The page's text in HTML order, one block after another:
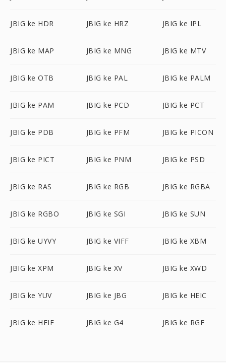
JBIG ke HDR JBIG ke HRZ JBIG ke IPL
JBIG ke MAP JBIG ke MNG JBIG ke MTV
JBIG ke OTB JBIG ke PAL JBIG ke PALM
JBIG ke PAM JBIG ke PCD JBIG ke PCT
JBIG ke PDB JBIG ke PFM JBIG ke PICON
JBIG ke PICT JBIG ke PNM JBIG ke PSD
JBIG ke RAS JBIG ke RGB JBIG ke RGBA
JBIG ke RGBO JBIG ke SGI JBIG ke SUN
JBIG ke UYVY JBIG ke VIFF JBIG ke XBM
JBIG ke XPM JBIG ke XV JBIG ke XWD
JBIG ke YUV JBIG ke JBG JBIG ke HEIC
JBIG ke HEIF JBIG ke G4 JBIG ke RGF